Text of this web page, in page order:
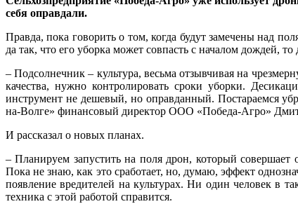
себя оправдали.
Правда, пока говорить о том, когда будут замечены над
да так, что его уборка может совпасть с началом дождей,
– Подсолнечник – культура, весьма отзывчивая на
качества, нужно контролировать сроки уборки.
инструмент не дешевый, но оправданный. Постараемся
на-Волге» финансовый директор ООО «Победа-Агро»
И рассказал о новых планах.
– Планируем запустить на поля дрон, который
Пока не знаю, как это сработает, но, думаю, эффект
появление вредителей на культурах. Ни один человек в
техника с этой работой справится.